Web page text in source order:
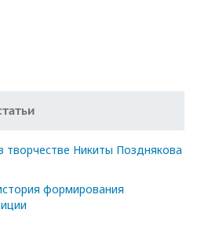
творчестве Никиты Позднякова
формирования